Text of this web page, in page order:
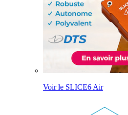
Voir le SLICE6 Air